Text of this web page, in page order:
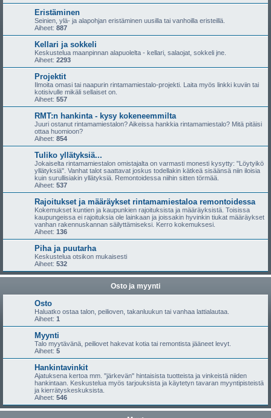
Eristäminen
Seinien, ylä- ja alapohjan eristäminen uusilla tai vanhoilla eristeillä.
Aiheet: 887
Kellari ja sokkeli
Keskustelua maanpinnan alapuolelta - kellari, salaojat, sokkeli jne.
Aiheet: 2293
Projektit
Ilmoita omasi tai naapurin rintamamiestalo-projekti. Laita myös linkki kuviin tai
kotisivulle mikäli sellaiset on.
Aiheet: 557
RMT:n hankinta - kysy kokeneemmilta
Juuri ostanut rintamamiestalon? Aikeissa hankkia rintamamiestalo? Mitä pitäisi
ottaa huomioon?
Aiheet: 854
Tuliko yllätyksiä...
Jokaiselta rintamamiestalon omistajalta on varmasti monesti kysytty: "Löytyikö
yllätyksiä". Vanhat talot saattavat joskus todellakin kätkeä sisäänsä niin iloisia
kuin surullisiakin yllätyksiä. Remontoidessa niihin sitten törmää.
Aiheet: 537
Rajoitukset ja määräykset rintamamiestaloa remontoidessa
Kokemukset kuntien ja kaupunkien rajoituksista ja määräyksistä. Toisissa
kaupungeissa ei rajoituksia ole lainkaan ja joissakin hyvinkin tiukat määräykset
vanhan rakennuskannan säilyttämiseksi. Kerro kokemuksesi.
Aiheet: 136
Piha ja puutarha
Keskustelua otsikon mukaisesti
Aiheet: 532
Osto ja myynti
Osto
Haluatko ostaa talon, peilioven, takanluukun tai vanhaa lattialautaa.
Aiheet: 1
Myynti
Talo myytävänä, peiliovet hakevat kotia tai remontista jääneet levyt.
Aiheet: 5
Hankintavinkit
Ajatuksena kertoa mm. "järkevän" hintaisista tuotteista ja vinkeistä niiden
hankintaan. Keskustelua myös tarjouksista ja käytetyn tavaran myyntipisteistä
ja kierrätyskeskuksista.
Aiheet: 546